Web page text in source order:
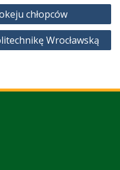
chłopców
Wrocławską